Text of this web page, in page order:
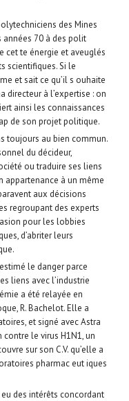
des Mines
années 70 à des polit
cet te énergie et aveuglés
scientifiques. Si le
et sait ce qu’il s ouhaite
directeur à l’expertise : on
ainsi les connaissances
de son projet politique.
toujours au bien commun.
du décideur,
ou traduire ses liens
appartenance à un même
aux décisions
regroupant des experts
pour les lobbies
d’abriter leurs
le danger parce
liens avec l’industrie
a été relayée en
R. Bachelot. Elle a
et signé avec Astra
contre le virus H1N1, un
sur son C.V. qu’elle a
pharmac eut iques
des intérêts concordant